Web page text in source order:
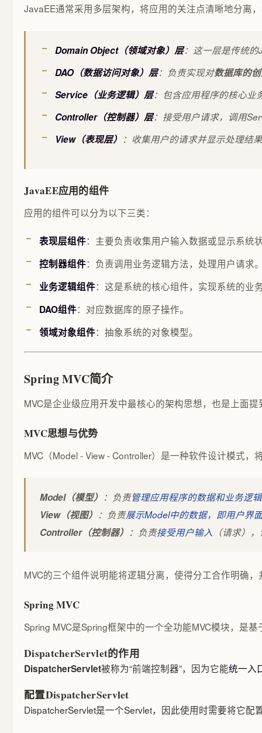
JavaEE通常采用多层架构，将应用的关注点清晰地分离
Domain Object（领域对象）层：这一层是传统
DAO（数据访问对象）层：负责实现对数据库的
Service（业务逻辑）层：包含应用程序的核心业
Controller（控制器）层：接受用户请求，调用
View（表现层） ：收集用户的请求并显示处理结
JavaEE应用的组件
应用的组件可以分为以下三类：
表现层组件：主要负责收集用户输入数据或显示系统
控制器组件：负责调用业务逻辑方法，处理用户请求
业务逻辑组件：这是系统的核心组件，实现系统的业
DAO组件：对应数据库的原子操作。
领域对象组件：抽象系统的对象模型。
Spring MVC简介
MVC是企业级应用开发中最核心的架构思想，也是上面
MVC思想与优势
MVC（Model - View - Controller）是一种软件设计模式
Model（模型） ：负责管理应用程序的数据和业务逻辑
View（视图） ：负责展示Model中的数据，即用户界
Controller（控制器） ：负责接受用户输入 （请求）
MVC的三个组件说明能将逻辑分离，使得分工合作明确
Spring MVC
Spring MVC是Spring框架中的一个全功能MVC模块，是
DispatcherServlet的作用
DispatcherServlet被称为“前端控制器”，因为它能统一入
配置DispatcherServlet
DispatcherServlet是一个Servlet，因此使用时需要将它